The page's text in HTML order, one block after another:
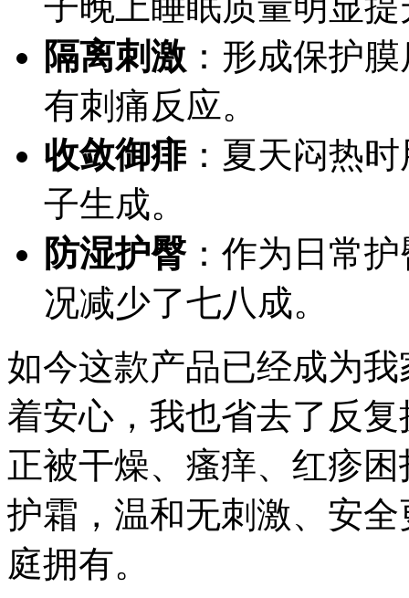
隔离刺激 ：形成保护
有刺痛反应。
收敛御痱：夏天闷热
子生成。
防湿护臀：作为日常
况减少了七八成。
如今这款产品已经成为
着安心，我也省去了反
正被干燥、瘙痒、红疹
护霜，温和无刺激、安
庭拥有。